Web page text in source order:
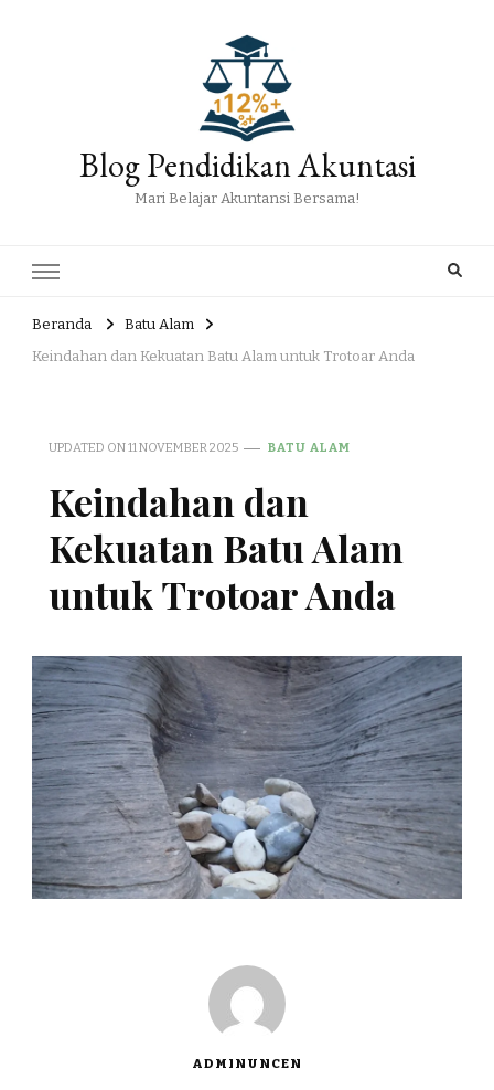
Blog Pendidikan Akuntasi
Mari Belajar Akuntansi Bersama!
Beranda
Batu Alam
Keindahan dan Kekuatan Batu Alam untuk Trotoar Anda
UPDATED ON11 NOVEMBER 2025 BATU ALAM
Keindahan dan
Kekuatan Batu Alam
untuk Trotoar Anda
ADMINUNCEN